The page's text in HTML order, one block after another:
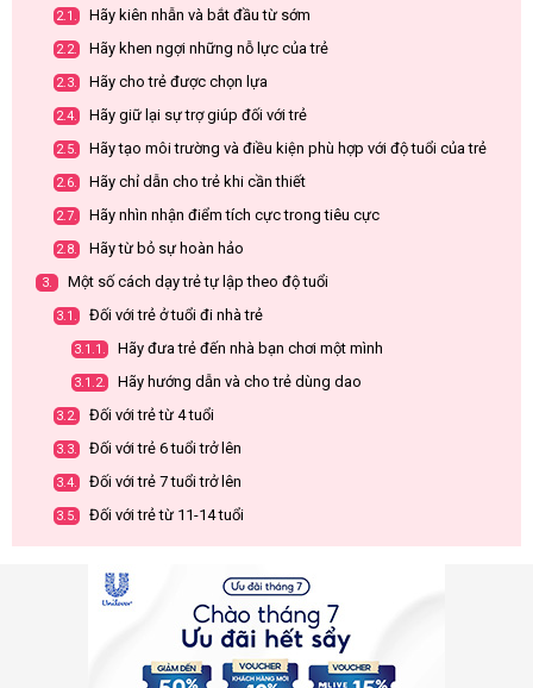
2.1. Hãy kiên nhẫn và bắt đầu từ sớm
2.2. Hãy khen ngợi những nỗ lực của trẻ
2.3. Hãy cho trẻ được chọn lựa
2.4. Hãy giữ lại sự trợ giúp đối với trẻ
2.5. Hãy tạo môi trường và điều kiện phù hợp với độ tuổi của trẻ
2.6. Hãy chỉ dẫn cho trẻ khi cần thiết
2.7. Hãy nhìn nhận điểm tích cực trong tiêu cực
2.8. Hãy từ bỏ sự hoàn hảo
3. Một số cách dạy trẻ tự lập theo độ tuổi
3.1. Đối với trẻ ở tuổi đi nhà trẻ
3.1.1. Hãy đưa trẻ đến nhà bạn chơi một mình
3.1.2. Hãy hướng dẫn và cho trẻ dùng dao
3.2. Đối với trẻ từ 4 tuổi
3.3. Đối với trẻ 6 tuổi trở lên
3.4. Đối với trẻ 7 tuổi trở lên
3.5. Đối với trẻ từ 11-14 tuổi